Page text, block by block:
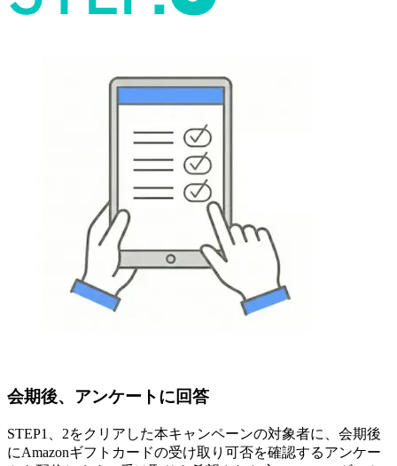
会期後、アンケートに回答
STEP1、2をクリアした本キャンペーンの対象者に、会期後
にAmazonギフトカードの受け取り可否を確認するアンケー